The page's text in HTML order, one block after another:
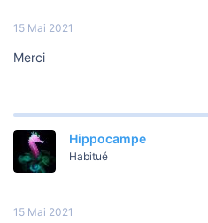
s
15 Mai 2021
Merci
Hippocampe
Habitué
15 Mai 2021